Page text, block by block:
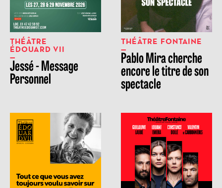
THÉÂTRE
ÉDOUARD VII
Jessé - Message
Personnel
THÉÂTRE FONTAINE
Pablo Mira cherche
encore le titre de son
spectacle